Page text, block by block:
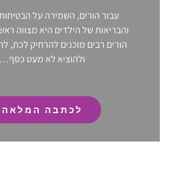
עבור הורים, השמירה על
והבריאות של הילדים היא מצווה
הורים רבים מוכנים להרחיק לכת,
ולהוציא לא מעט כסף…
לכתבה המלאה